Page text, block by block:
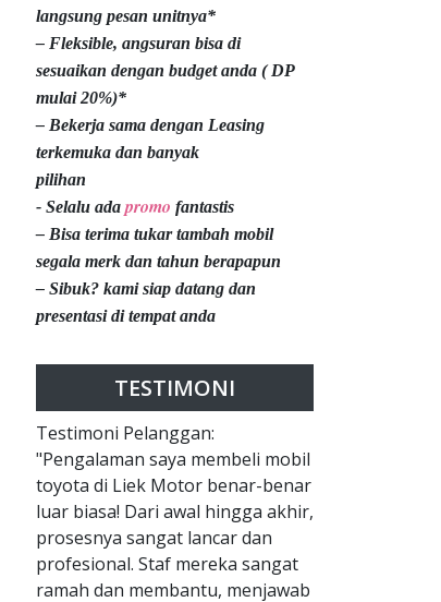
langsung pesan unitnya*
– Fleksible, angsuran bisa di
sesuaikan dengan budget anda ( DP
mulai 20%)*
– Bekerja sama dengan Leasing
terkemuka dan banyak
pilihan
- Selalu ada promo fantastis
– Bisa terima tukar tambah mobil
segala merk dan tahun berapapun
– Sibuk? kami siap datang dan
presentasi di tempat anda
TESTIMONI
Testimoni Pelanggan:
"Pengalaman saya membeli mobil
toyota di Liek Motor benar-benar
luar biasa! Dari awal hingga akhir,
prosesnya sangat lancar dan
profesional. Staf mereka sangat
ramah dan membantu, menjawab